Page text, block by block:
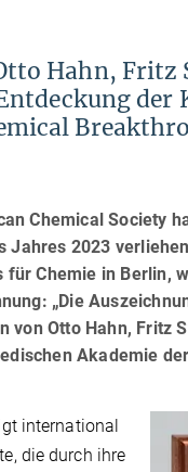
Hahn,
Chemical Society
2023
Chemie in Berlin,
„Die
Otto Hahn, Fritz
Akademie
international
die durch ihre